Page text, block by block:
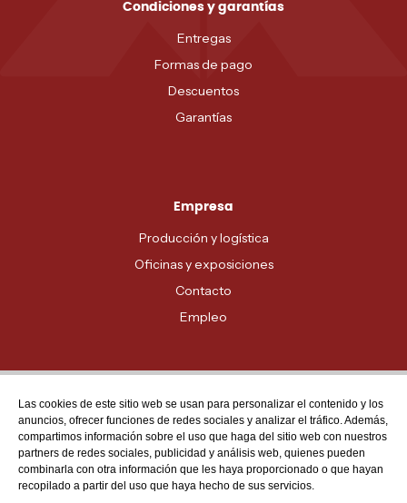
Condiciones y garantías
Entregas
Formas de pago
Descuentos
Garantías
Empresa
Producción y logística
Oficinas y exposiciones
Contacto
Empleo
Atención al cliente
MADRID - 91 678 70 70
BARCELONA - 93 635 28 28
VALENCIA - 96 159 71 61
Las cookies de este sitio web se usan para personalizar el contenido y los
anuncios, ofrecer funciones de redes sociales y analizar el tráfico. Además,
compartimos información sobre el uso que haga del sitio web con nuestros
partners de redes sociales, publicidad y análisis web, quienes pueden
combinarla con otra información que les haya proporcionado o que hayan
recopilado a partir del uso que haya hecho de sus servicios.